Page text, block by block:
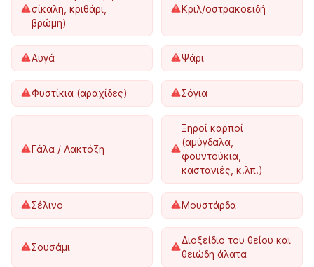
σίκαλη, κριθάρι,
βρώμη)
Κριλ/οστρακοειδή
Αυγά Ψάρι
Φυστίκια (αραχίδες) Σόγια
Γάλα / Λακτόζη
Ξηροί καρποί
(αμύγδαλα,
φουντούκια,
καστανιές, κ.λπ.)
Σέλινο Μουστάρδα
Σουσάμι
Διοξείδιο του θείου και
θειώδη άλατα